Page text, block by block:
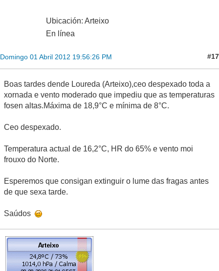
Ubicación: Arteixo
En línea
Domingo 01 Abril 2012 19:56:26 PM #17
Boas tardes dende Loureda (Arteixo),ceo despexado toda a
xornada e vento moderado que impediu que as temperaturas
fosen altas.Máxima de 18,9°C e mínima de 8°C.
Ceo despexado.
Temperatura actual de 16,2°C, HR do 65% e vento moi
frouxo do Norte.
Esperemos que consigan extinguir o lume das fragas antes
de que sexa tarde.
Saúdos